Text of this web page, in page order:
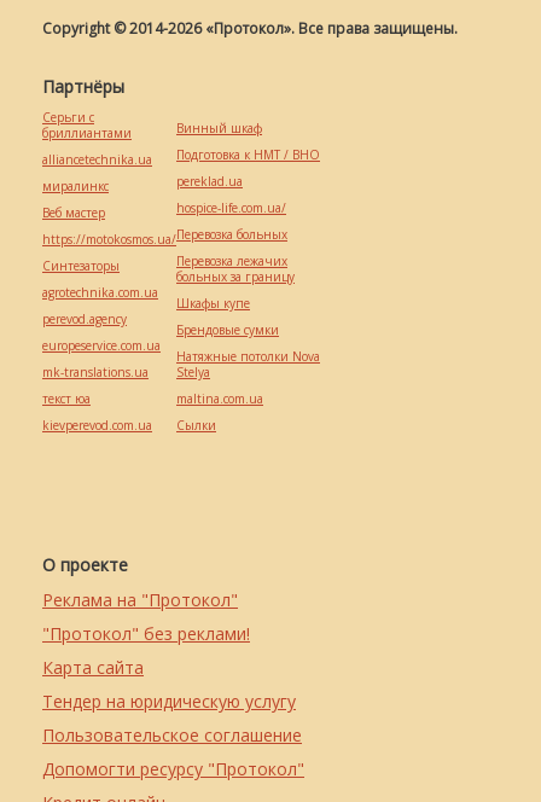
Copyright © 2014-2026 «Протокол». Все права защищены.
О проекте
Реклама на "Протокол"
"Протокол" без реклами!
Карта сайта
Тендер на юридическую услугу
Пользовательское соглашение
Допомогти ресурсу "Протокол"
Партнёры
Серьги с
бриллиантами
alliancetechnika.ua
миралинкс
Веб мастер
https://motokosmos.ua/
Синтезаторы
agrotechnika.com.ua
perevod.agency
europeservice.com.ua
mk-translations.ua
текст юа
kievperevod.com.ua
Винный шкаф
Подготовка к НМТ / ВНО
pereklad.ua
hospice-life.com.ua/
Перевозка больных
Перевозка лежачих
больных за границу
Шкафы купе
Брендовые сумки
Натяжные потолки Nova
Stelya
maltina.com.ua
Cылки